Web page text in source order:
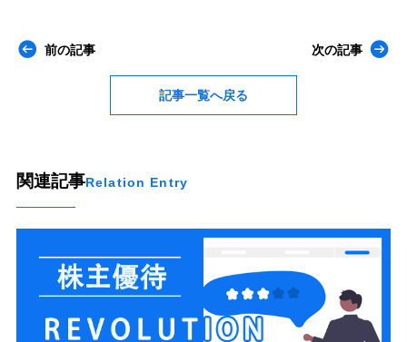
クロスコスト＝現物買い手数料＋信用売り手数料＋貸株料(4日分)+プレミアム料
156円＝55円+99円+2円+プレミアム料
【いちにち定額】
買いと売りのクロス合計100万円まで手数料無料
約定毎の手数料【現物:55円 信用:99円】
「現物買い」×「制度信用売り」のクロス
クロスコスト＝現物買い手数料＋信用売り手数料＋貸株料(4日分)
155円＝55円+99円+1円
SMBC日興証券
【ダイレクト】
前の記事
記事一覧へ戻る
次の記事
関連記事Relation Entry